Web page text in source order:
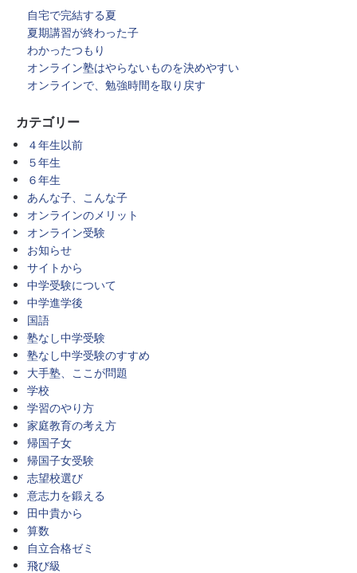
自宅で完結する夏
夏期講習が終わった子
わかったつもり
オンライン塾はやらないものを決めやすい
オンラインで、勉強時間を取り戻す
カテゴリー
４年生以前
５年生
６年生
あんな子、こんな子
オンラインのメリット
オンライン受験
お知らせ
サイトから
中学受験について
中学進学後
国語
塾なし中学受験
塾なし中学受験のすすめ
大手塾、ここが問題
学校
学習のやり方
家庭教育の考え方
帰国子女
帰国子女受験
志望校選び
意志力を鍛える
田中貴から
算数
自立合格ゼミ
飛び級